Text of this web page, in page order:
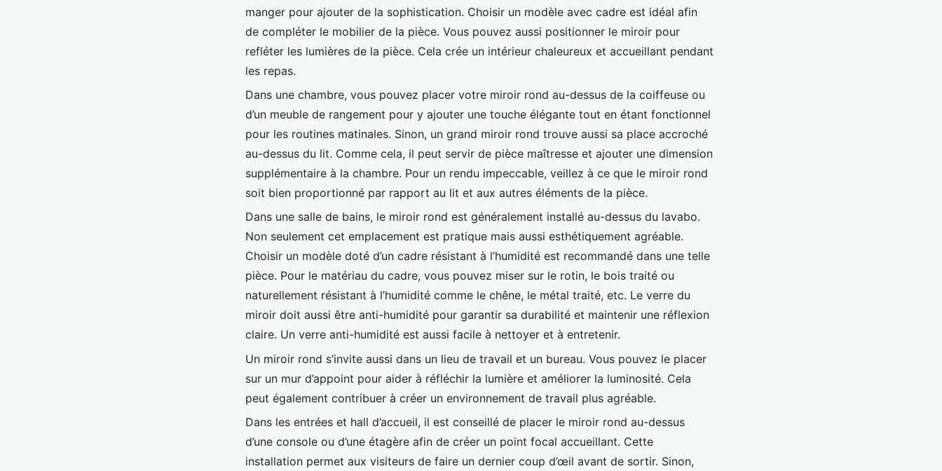
manger pour ajouter de la sophistication. Choisir un modèle avec cadre est idéal afin
de compléter le mobilier de la pièce. Vous pouvez aussi positionner le miroir pour
refléter les lumières de la pièce. Cela crée un intérieur chaleureux et accueillant pendant
les repas.
Dans une chambre, vous pouvez placer votre miroir rond au-dessus de la coiffeuse ou
d’un meuble de rangement pour y ajouter une touche élégante tout en étant fonctionnel
pour les routines matinales. Sinon, un grand miroir rond trouve aussi sa place accroché
au-dessus du lit. Comme cela, il peut servir de pièce maîtresse et ajouter une dimension
supplémentaire à la chambre. Pour un rendu impeccable, veillez à ce que le miroir rond
soit bien proportionné par rapport au lit et aux autres éléments de la pièce.
Dans une salle de bains, le miroir rond est généralement installé au-dessus du lavabo.
Non seulement cet emplacement est pratique mais aussi esthétiquement agréable.
Choisir un modèle doté d’un cadre résistant à l’humidité est recommandé dans une telle
pièce. Pour le matériau du cadre, vous pouvez miser sur le rotin, le bois traité ou
naturellement résistant à l’humidité comme le chêne, le métal traité, etc. Le verre du
miroir doit aussi être anti-humidité pour garantir sa durabilité et maintenir une réflexion
claire. Un verre anti-humidité est aussi facile à nettoyer et à entretenir.
Un miroir rond s’invite aussi dans un lieu de travail et un bureau. Vous pouvez le placer
sur un mur d’appoint pour aider à réfléchir la lumière et améliorer la luminosité. Cela
peut également contribuer à créer un environnement de travail plus agréable.
Dans les entrées et hall d’accueil, il est conseillé de placer le miroir rond au-dessus
d’une console ou d’une étagère afin de créer un point focal accueillant. Cette
installation permet aux visiteurs de faire un dernier coup d’œil avant de sortir. Sinon,